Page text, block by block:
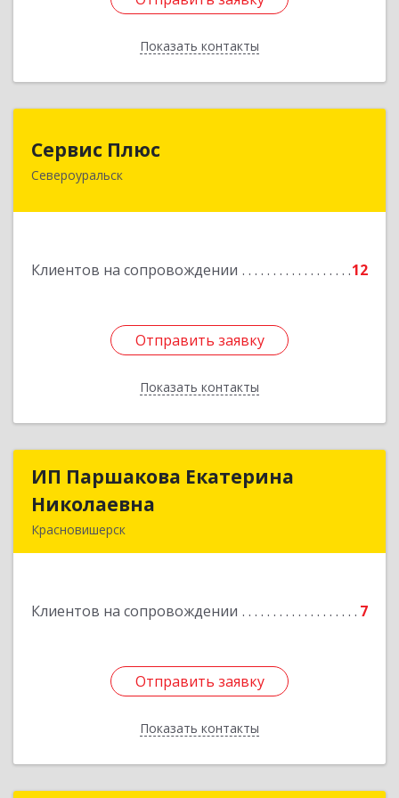
Показать контакты
Назад
Сервис Плюс
Североуральск
Клиентов на сопровождении 12
Отправить заявку
Показать контакты
624480, Свердловская обл, Североуральск г,
Отправить заявку
Назад
ИП Паршакова Екатерина
Николаевна
Красновишерск
Клиентов на сопровождении 7
Отправить заявку
Показать контакты
ИП Паршакова Екатерина
Подробнее
Отправить заявку
Назад